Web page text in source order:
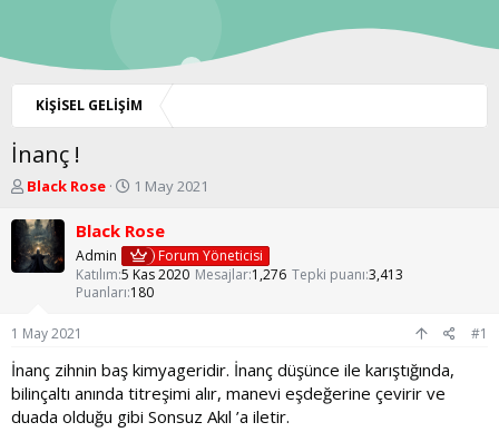
KİŞİSEL GELİŞİM
İnanç !
K
n
u
y
a
ş
l
a
t
a
Black Rose
B
ş
l
a
n
t
a
r
i
1 May 2021
Black Rose
Admin
Forum Yöneticisi
Katılım 5 Kas 2020 Mesajlar 1,276 Tepki puanı 3,413
Puanları 180
1 May 2021 #1
İnanç zihnin baş kimyageridir. İnanç düşünce ile karıştığında,
bilinçaltı anında titreşimi alır, manevi eşdeğerine çevirir ve
duada olduğu gibi Sonsuz Akıl ’a iletir.